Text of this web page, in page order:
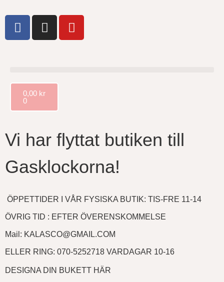
0,00 kr
0
Vi har flyttat butiken till
Gasklockorna!
ÖPPETTIDER I VÅR FYSISKA BUTIK: TIS-FRE 11-14
ÖVRIG TID : EFTER ÖVERENSKOMMELSE
Mail: KALASCO@GMAIL.COM
ELLER RING: 070-5252718 VARDAGAR 10-16
DESIGNA DIN BUKETT HÄR